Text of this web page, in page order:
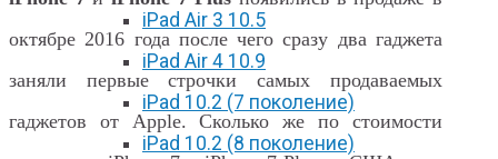
iPad Air 3 10.5
iPad Air 4 10.9
iPad 10.2 (7 поколение)
iPad 10.2 (8 поколение)
октябре 2016 года после чего сразу два гаджета
заняли первые строчки самых продаваемых
гаджетов от Apple. Сколько же по стоимости